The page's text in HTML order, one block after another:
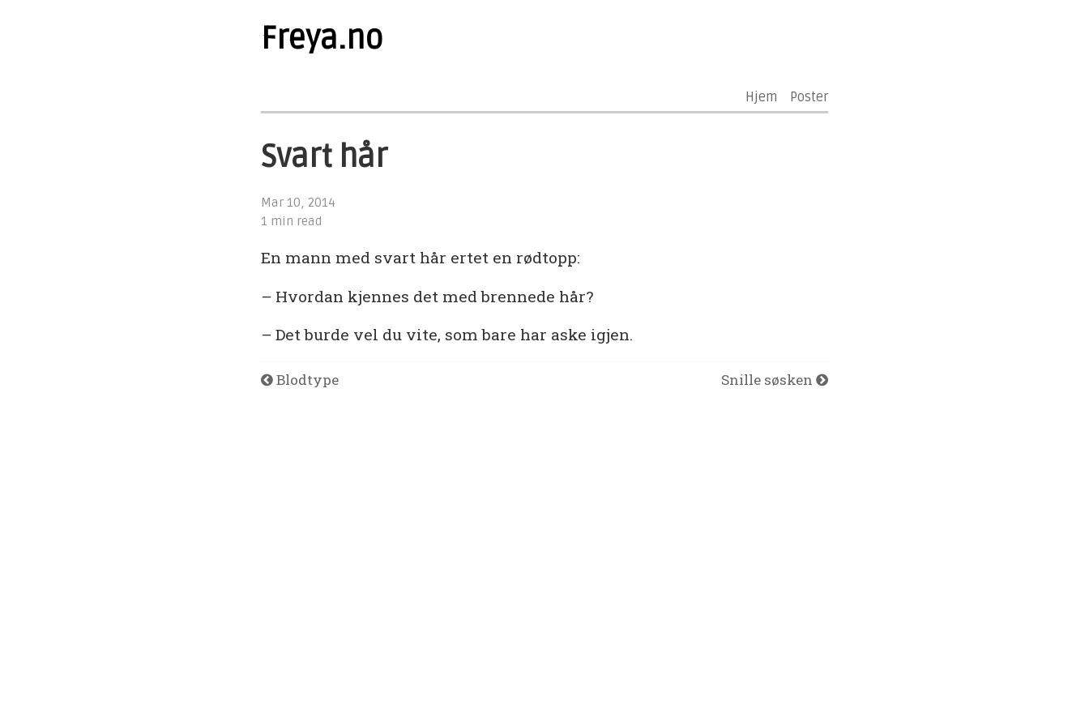
Freya.no
Hjem Poster
Svart hår
Mar 10, 2014
1 min read
En mann med svart hår ertet en rødtopp:
– Hvordan kjennes det med brennede hår?
– Det burde vel du vite, som bare har aske igjen.
Blodtype Snille søsken